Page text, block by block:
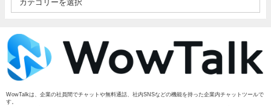
WowTalkは、企業の社員間でチャットや無料通話、社内SNSなどの機能を持った企業内チャットツールで
す。